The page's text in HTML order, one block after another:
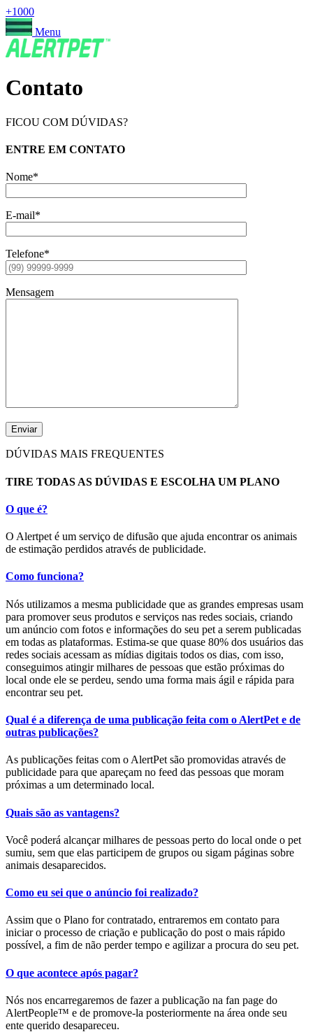
+1000
Menu
Contato
FICOU COM DÚVIDAS?
ENTRE EM CONTATO
Nome*
E-mail*
Telefone*
Mensagem
DÚVIDAS MAIS FREQUENTES
TIRE TODAS AS DÚVIDAS E ESCOLHA UM PLANO
O que é?
O Alertpet é um serviço de difusão que ajuda encontrar os animais
de estimação perdidos através de publicidade.
Como funciona?
Nós utilizamos a mesma publicidade que as grandes empresas usam
para promover seus produtos e serviços nas redes sociais, criando
um anúncio com fotos e informações do seu pet a serem publicadas
em todas as plataformas. Estima-se que quase 80% dos usuários das
redes sociais acessam as mídias digitais todos os dias, com isso,
conseguimos atingir milhares de pessoas que estão próximas do
local onde ele se perdeu, sendo uma forma mais ágil e rápida para
encontrar seu pet.
Qual é a diferença de uma publicação feita com o AlertPet e de
outras publicações?
As publicações feitas com o AlertPet são promovidas através de
publicidade para que apareçam no feed das pessoas que moram
próximas a um determinado local.
Quais são as vantagens?
Você poderá alcançar milhares de pessoas perto do local onde o pet
sumiu, sem que elas participem de grupos ou sigam páginas sobre
animais desaparecidos.
Como eu sei que o anúncio foi realizado?
Assim que o Plano for contratado, entraremos em contato para
iniciar o processo de criação e publicação do post o mais rápido
possível, a fim de não perder tempo e agilizar a procura do seu pet.
O que acontece após pagar?
Nós nos encarregaremos de fazer a publicação na fan page do
AlertPeople™ e de promove-la posteriormente na área onde seu
ente querido desapareceu.